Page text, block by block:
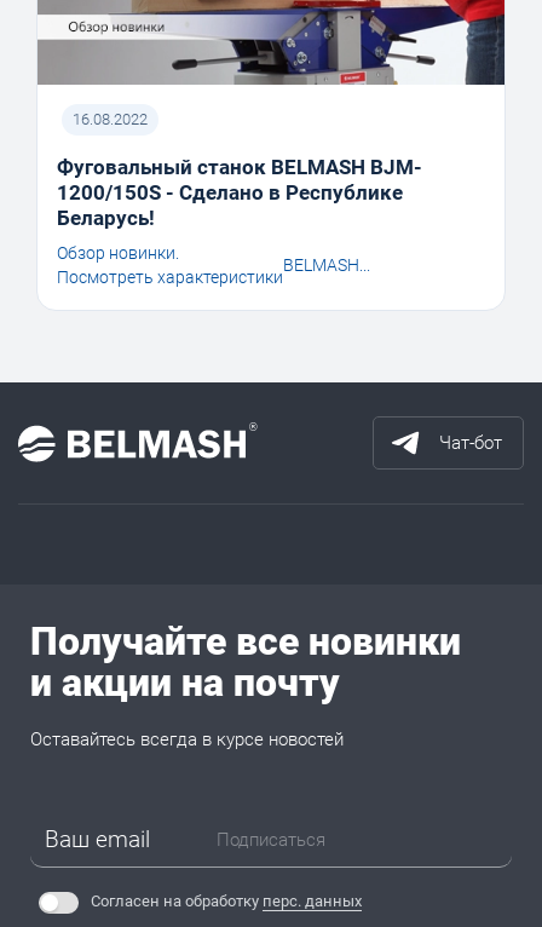
16.08.2022
Фуговальный станок BELMASH BJM-
1200/150S - Сделано в Республике
Беларусь!
Обзор новинки.
Посмотреть характеристики
BELMASH...
Чат-бот
Получайте все новинки
и акции на почту
Оставайтесь всегда в курсе новостей
Подписаться
Согласен на обработку перс. данных